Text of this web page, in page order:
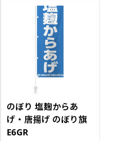
のぼり 塩麹からあ
げ・唐揚げ のぼり旗
E6GR